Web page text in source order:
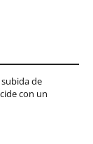
de
con un